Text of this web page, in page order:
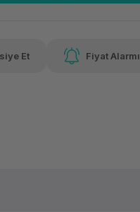
Et Fiyat Alarmı